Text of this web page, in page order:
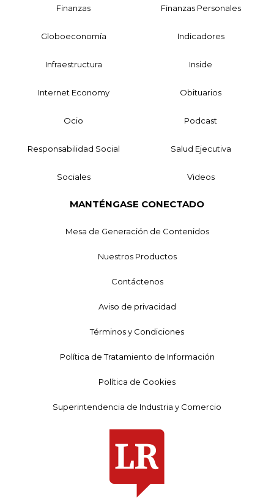
Finanzas Finanzas Personales
Globoeconomía Indicadores
Infraestructura Inside
Internet Economy Obituarios
Ocio Podcast
Responsabilidad Social Salud Ejecutiva
Sociales Videos
MANTÉNGASE CONECTADO
Mesa de Generación de Contenidos
Nuestros Productos
Contáctenos
Aviso de privacidad
Términos y Condiciones
Política de Tratamiento de Información
Política de Cookies
Superintendencia de Industria y Comercio